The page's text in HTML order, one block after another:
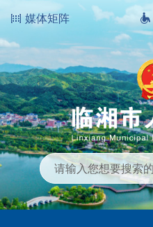
媒体矩阵